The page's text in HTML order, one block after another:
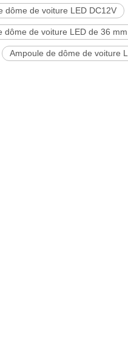
dôme de voiture LED DC12V
dôme de voiture LED de 36
Ampoule de dôme de voiture